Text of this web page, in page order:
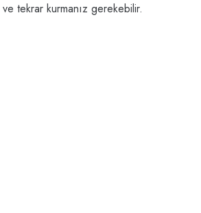
tekrar kurmanız gerekebilir.